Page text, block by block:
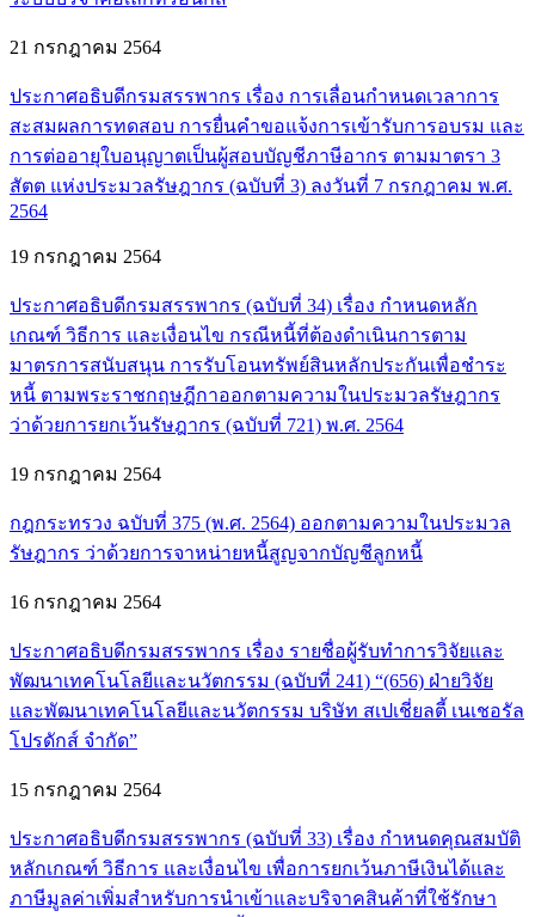
21 กรกฎาคม 2564
ประกาศอธิบดีกรมสรรพากร เรื่อง การเลื่อนกำหนดเวลาการ
สะสมผลการทดสอบ การยื่นคำขอแจ้งการเข้ารับการอบรม และ
การต่ออายุใบอนุญาตเป็นผู้สอบบัญชีภาษีอากร ตามมาตรา 3
สัตต แห่งประมวลรัษฎากร (ฉบับที่ 3) ลงวันที่ 7 กรกฎาคม พ.ศ.
2564
19 กรกฎาคม 2564
ประกาศอธิบดีกรมสรรพากร (ฉบับที่ 34) เรื่อง กำหนดหลัก
เกณฑ์ วิธีการ และเงื่อนไข กรณีหนี้ที่ต้องดำเนินการตาม
มาตรการสนับสนุน การรับโอนทรัพย์สินหลักประกันเพื่อชำระ
หนี้ ตามพระราชกฤษฎีกาออกตามความในประมวลรัษฎากร
ว่าด้วยการยกเว้นรัษฎากร (ฉบับที่ 721) พ.ศ. 2564
19 กรกฎาคม 2564
กฎกระทรวง ฉบับที่ 375 (พ.ศ. 2564) ออกตามความในประมวล
รัษฎากร ว่าด้วยการจาหน่ายหนี้สูญจากบัญชีลูกหนี้
16 กรกฎาคม 2564
ประกาศอธิบดีกรมสรรพากร เรื่อง รายชื่อผู้รับทำการวิจัยและ
พัฒนาเทคโนโลยีและนวัตกรรม (ฉบับที่ 241) “(656) ฝ่ายวิจัย
และพัฒนาเทคโนโลยีและนวัตกรรม บริษัท สเปเชี่ยลตี้ เนเชอรัล
โปรดักส์ จำกัด”
15 กรกฎาคม 2564
ประกาศอธิบดีกรมสรรพากร (ฉบับที่ 33) เรื่อง กำหนดคุณสมบัติ
หลักเกณฑ์ วิธีการ และเงื่อนไข เพื่อการยกเว้นภาษีเงินได้และ
ภาษีมูลค่าเพิ่มสำหรับการนำเข้าและบริจาคสินค้าที่ใช้รักษา